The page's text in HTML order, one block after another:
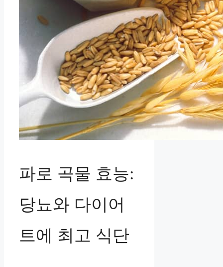
파로 곡물 효능:
당뇨와 다이어
트에 최고 식단